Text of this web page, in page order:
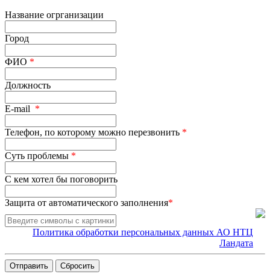
Название огрганизации
Город
ФИО *
Должность
E-mail *
Телефон, по которому можно перезвонить *
Суть проблемы *
С кем хотел бы поговорить
Защита от автоматического заполнения*
Политика обработки персональных данных АО НТЦ
Ландата